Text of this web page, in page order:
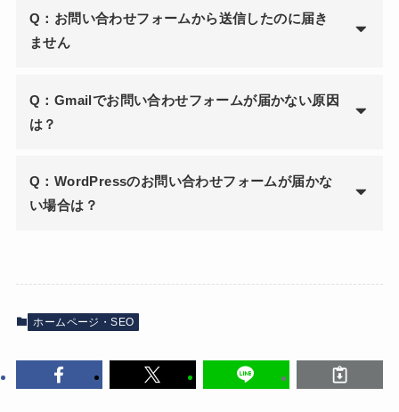
Q：お問い合わせフォームから送信したのに届き
ません
Q：Gmailでお問い合わせフォームが届かない原因
は？
Q：WordPressのお問い合わせフォームが届かな
い場合は？
ホームページ・SEO